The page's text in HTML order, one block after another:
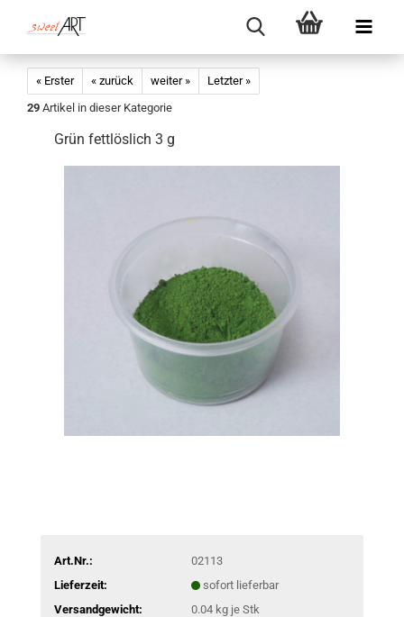
« Erster « zurück weiter »
Letzter »
29 Artikel in dieser Kategorie
Grün fettlöslich 3 g
Art.Nr.:
02113
Lieferzeit:
sofort lieferbar
Versandgewicht:
0.04kg je Stk